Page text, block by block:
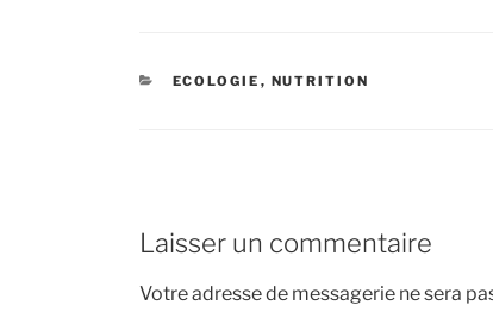
CATÉGORIES
ECOLOGIE , NUTRITION
Laisser un commentaire
Votre adresse de messagerie ne sera